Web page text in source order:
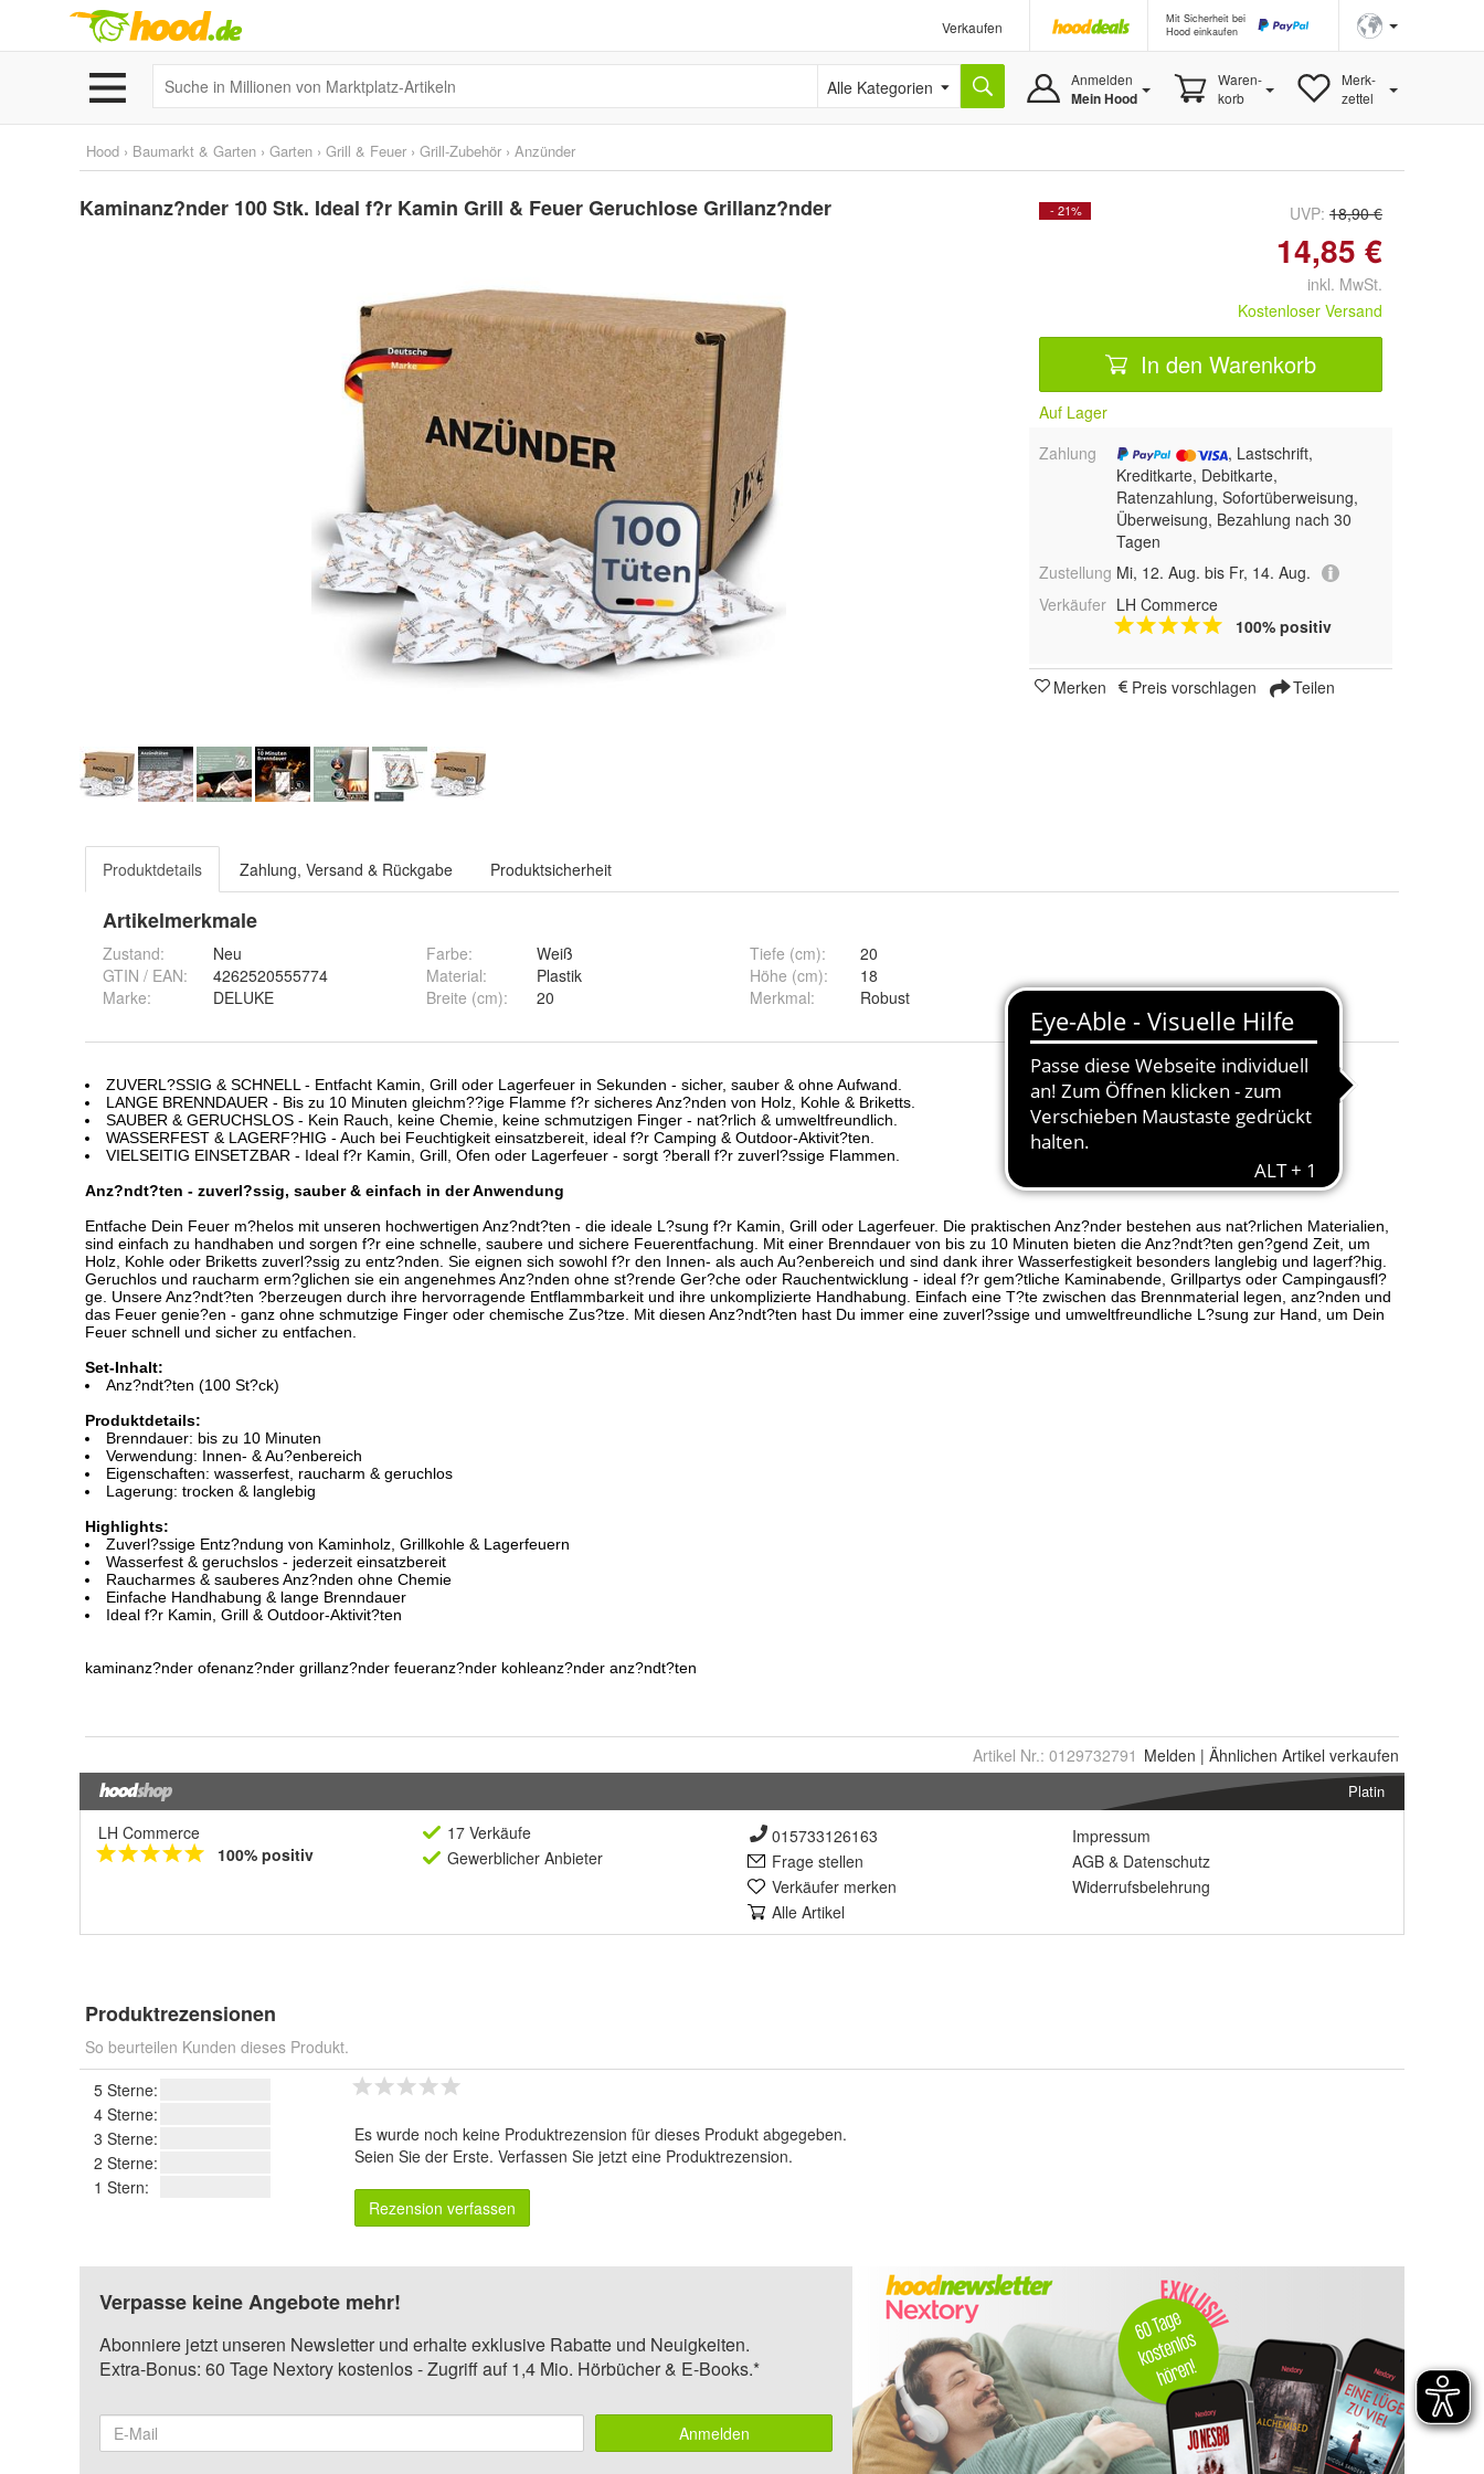
Verkaufen
Mit Sicherheit bei
Hood einkaufen
Alle Kategorien Anmelden
Mein Hood
Waren-
korb
Merk-
zettel
Hood › Baumarkt & Garten › Garten › Grill & Feuer › Grill-Zubehör › Anzünder
Kaminanz?nder 100 Stk. Ideal f?r Kamin Grill & Feuer Geruchlose Grillanz?nder - 21% UVP: 18,90 €
14,85 €
inkl. MwSt.
Kostenloser Versand
In den Warenkorb
Auf Lager
Zahlung
, Lastschrift,
Kreditkarte, Debitkarte,
Ratenzahlung, Sofortüberweisung,
Überweisung, Bezahlung nach 30
Tagen
Zustellung Mi, 12. Aug. bis Fr, 14. Aug.
Verkäufer LH Commerce
100% positiv
Merken Preis vorschlagen Teilen
Produktdetails Zahlung, Versand & Rückgabe Produktsicherheit
Artikelmerkmale
Zustand:
Neu
GTIN / EAN:
4262520555774
Marke:
DELUKE
Farbe:
Weiß
Material:
Plastik
Breite (cm): 20
Tiefe (cm):
20
Höhe (cm):
18
Merkmal: Robust
Artikel Nr.: 0129732791 Melden | Ähnlichen Artikel verkaufen
Platin
LH Commerce
100% positiv
17 Verkäufe
Gewerblicher Anbieter
015733126163
Frage stellen
Verkäufer merken
Alle Artikel
Impressum
AGB & Datenschutz
Widerrufsbelehrung
Produktrezensionen
So beurteilen Kunden dieses Produkt.
5 Sterne:
4 Sterne:
3 Sterne:
2 Sterne:
1 Stern:
Es wurde noch keine Produktrezension für dieses Produkt abgegeben.
Seien Sie der Erste. Verfassen Sie jetzt eine Produktrezension.
Rezension verfassen
Verpasse keine Angebote mehr!
Abonniere jetzt unseren Newsletter und erhalte exklusive Rabatte und Neuigkeiten.
Extra-Bonus: 60 Tage Nextory kostenlos - Zugriff auf 1,4 Mio. Hörbücher & E-Books.*
Anmelden